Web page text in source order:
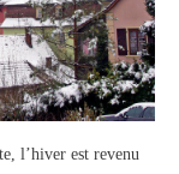
l’hiver est revenu